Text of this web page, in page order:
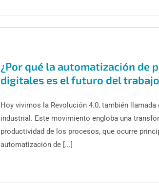
¿Por qué la automatización de
digitales es el futuro del
Hoy vivimos la Revolución 4.0, también
industrial. Este movimiento engloba una
productividad de los procesos, que ocurre
automatización de [...]